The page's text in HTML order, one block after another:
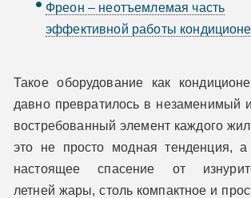
Фреон – неотъемлемая часть
эффективной работы
Такое оборудование как
давно превратилось в незаменимый
востребованный элемент каждого
это не просто модная тенденция,
настоящее спасение от
летней жары, столь компактное и